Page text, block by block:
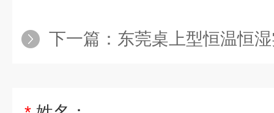
下一篇： 东莞桌上型恒温恒